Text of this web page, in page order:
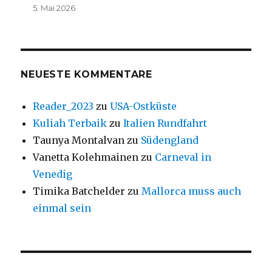
5. Mai 2026
NEUESTE KOMMENTARE
Reader_2023 zuUSA-Ostküste
Kuliah Terbaik zuItalien Rundfahrt
Taunya Montalvan zu Südengland
Vanetta Kolehmainen zu Carneval in
Venedig
Timika Batchelder zu Mallorca muss auch
einmal sein